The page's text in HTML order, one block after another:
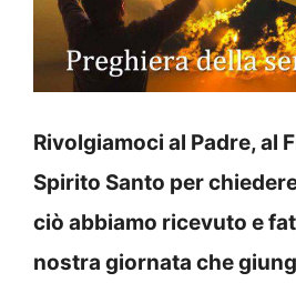
Rivolgiamoci al Padre, al
Spirito Santo per
ciò abbiamo ricevuto e
nostra giornata che